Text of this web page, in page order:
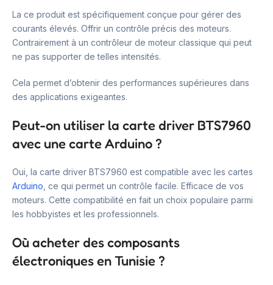
La ce produit est spécifiquement conçue pour gérer des
courants élevés. Offrir un contrôle précis des moteurs.
Contrairement à un contrôleur de moteur classique qui peut
ne pas supporter de telles intensités.
Cela permet d’obtenir des performances supérieures dans
des applications exigeantes.
Peut-on utiliser la carte driver BTS7960
avec une carte Arduino ?
Oui, la carte driver BTS7960 est compatible avec les cartes
Arduino , ce qui permet un contrôle facile. Efficace de vos
moteurs. Cette compatibilité en fait un choix populaire parmi
les hobbyistes et les professionnels.
Où acheter des composants
électroniques en Tunisie ?